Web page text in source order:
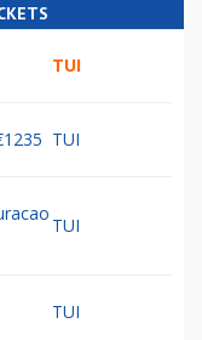
TUI
TUI
TUI
TUI